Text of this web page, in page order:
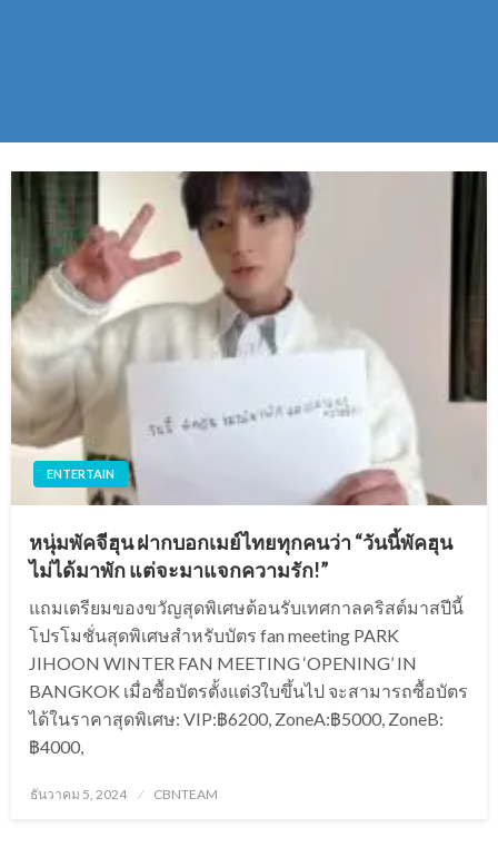
ENTERTAIN
หนุ่มพัคจีฮุน ฝากบอกเมย์ไทยทุกคนว่า “วันนี้พัคฮุน
ไม่ได้มาพัก แต่จะมาแจกความรัก!”
แถมเตรียมของขวัญสุดพิเศษต้อนรับเทศกาลคริสต์มาสปีนี้
โปรโมชั่นสุดพิเศษสำหรับบัตร fan meeting PARK
JIHOON WINTER FAN MEETING ‘OPENING’ IN
BANGKOK เมื่อซื้อบัตรตั้งแต่3ใบขึ้นไป จะสามารถซื้อบัตร
ได้ในราคาสุดพิเศษ: VIP:฿6200, ZoneA:฿5000, ZoneB:
฿4000,
Posted
ธันวาคม 5, 2024 CBNTEAM